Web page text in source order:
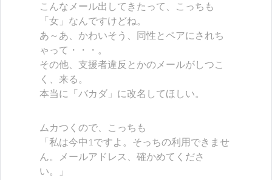
こんなメール出してきたって、こっちも
「女」なんですけどね。
あ～あ、かわいそう、同性とペアにされち
ゃって・・・。
その他、支援者違反とかのメールがしつこ
く、来る。
本当に「バカダ」に改名してほしい。
ムカつくので、こっちも
「私は今中1ですよ。そっちの利用できませ
ん。メールアドレス、確かめてくださ
い。」